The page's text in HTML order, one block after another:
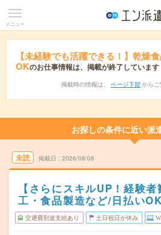
メニュー
【未経験でも活躍できる！】乾燥
OKのお仕事情報は、掲載が終了しています
掲載時の情報は、 ページ下部 からご
お探しの条件に近い派
未読 掲載日 2026/08/08
【さらにスキルUP！経験
工・食品製造など/日払いOK
交通費別途支給あり 土日祝日が休み